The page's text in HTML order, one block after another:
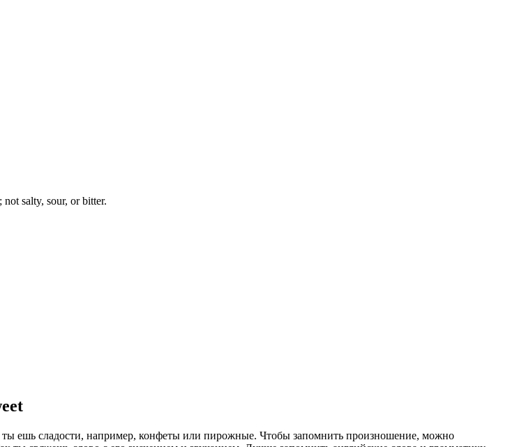
not salty, sour, or bitter.
ешь сладости, например, конфеты или пирожные. Чтобы запомнить произношение, можно